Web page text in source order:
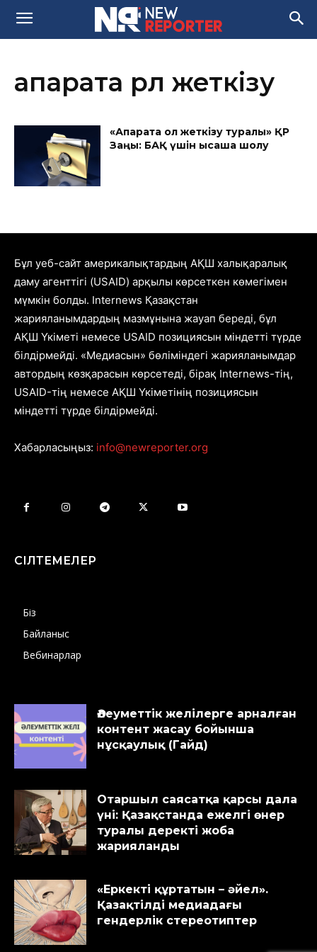
ақпаратқа қрл жеткізу
«Ақпаратқа қол жеткізу туралы» ҚР
Заңы: БАҚ үшін қысқаша шолу
Бұл уеб-сайт америкалықтардың АҚШ халықаралық
даму агенттігі (USAID) арқылы көрсеткен көмегімен
мүмкін болды. Internews Қазақстан
жарияланымдардың мазмұнына жауап береді, бұл
АҚШ Үкіметі немесе USAID позициясын міндетті түрде
білдірмейді. «Медиасын» бөліміндегі жарияланымдар
автордың көзқарасын көрсетеді, бірақ Internews-тің,
USAID-тің немесе АҚШ Үкіметінің позициясын
міндетті түрде білдірмейді.
Хабарласыңыз: info@newreporter.org
СІЛТЕМЕЛЕР
Біз
Байланыс
Вебинарлар
Әлеуметтік желілерге арналған
контент жасау бойынша
нұсқаулық (Гайд)
Отаршыл саясатқа қарсы дала
үні: Қазақстанда ежелгі өнер
туралы деректі жоба
жарияланды
«Еркекті құртатын – әйел».
Қазақтілді медиадағы
гендерлік стереотиптер